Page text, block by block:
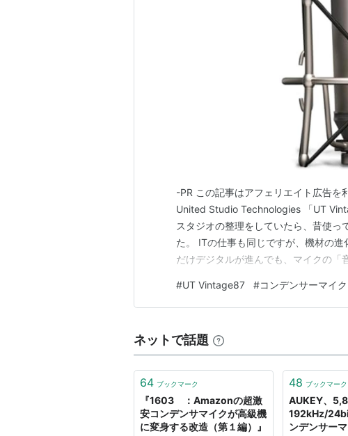
-PR この記事はアフェリエイト広告を
United Studio Technologies 「UT
スタジオの整理をしていたら、昔使っ
た。 ITの仕事も同じですが、機材の
だけデジタルが進んでも、マイクの「
25年以上叩いていると、シンバルの
か…
#UT Vintage87 #コンデンサーマイク
ネットで話題
64 ブックマーク
『1603 ：Amazonの超激
安コンデンサマイクが高級機
に変身する改造（第１編）』
48 ブックマーク
AUKEY、
192kHz/
ンデンサー